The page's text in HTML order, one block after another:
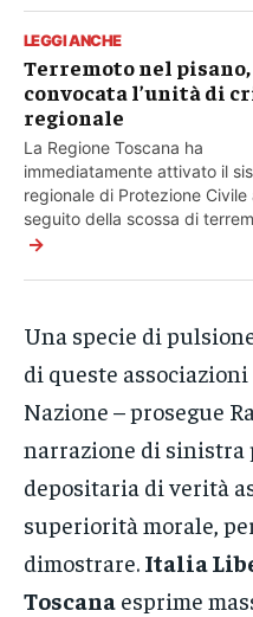
LEGGI ANCHE
Terremoto nel pisano,
convocata l’unità di
regionale
La Regione Toscana ha
immediatamente attivato il
regionale di Protezione Civile
seguito della scossa di
→
Una specie di
di queste
Nazione – prosegue
narrazione di sinistra
depositaria di verità
superiorità morale,
dimostrare. Italia
Toscana esprime